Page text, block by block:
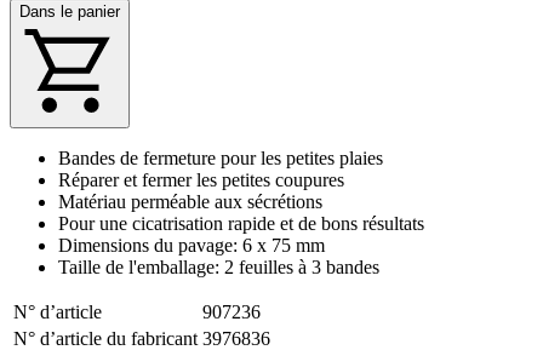
Dans le panier
Bandes de fermeture pour les petites plaies
Réparer et fermer les petites coupures
Matériau perméable aux sécrétions
Pour une cicatrisation rapide et de bons résultats
Dimensions du pavage: 6 x 75 mm
Taille de l'emballage: 2 feuilles à 3 bandes
N° d’article
907236
N° d’article du fabricant 3976836